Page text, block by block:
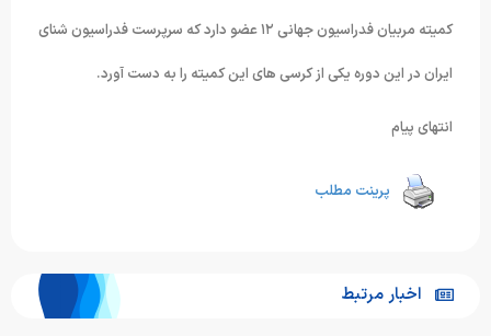
کمیته مربیان فدراسیون جهانی ١٢ عضو دارد که سرپرست فدراسیون شنای
ایران در این دوره یکی از کرسی های این کمیته را به دست آورد.
انتهای پیام
پرینت مطلب
اخبار مرتبط